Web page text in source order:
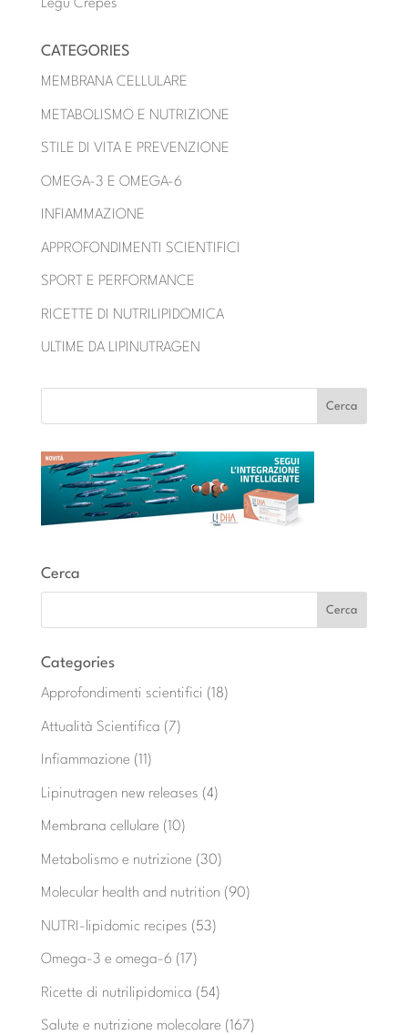
Legu Crêpes
CATEGORIES
MEMBRANA CELLULARE
METABOLISMO E NUTRIZIONE
STILE DI VITA E PREVENZIONE
OMEGA-3 E OMEGA-6
INFIAMMAZIONE
APPROFONDIMENTI SCIENTIFICI
SPORT E PERFORMANCE
RICETTE DI NUTRILIPIDOMICA
ULTIME DA LIPINUTRAGEN
Cerca
Categories
Approfondimenti scientifici (18)
Attualità Scientifica (7)
Infiammazione (11)
Lipinutragen new releases (4)
Membrana cellulare (10)
Metabolismo e nutrizione (30)
Molecular health and nutrition (90)
NUTRI-lipidomic recipes (53)
Omega-3 e omega-6(17)
Ricette di nutrilipidomica (54)
Salute e nutrizione molecolare (167)